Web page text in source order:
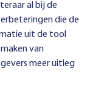
al bij de
die de
uit de tool
van
meer uitleg